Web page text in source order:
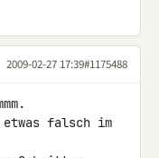
2009-02-27 17:39#1175488
etwas falsch im